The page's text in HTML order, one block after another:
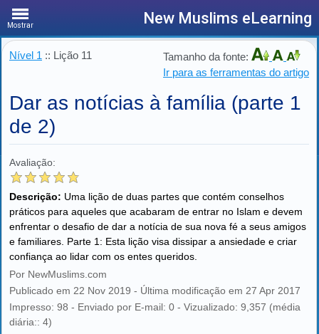
Mostrar New Muslims eLearning
Nível 1 :: Lição 11
Tamanho da fonte:
Ir para as ferramentas do artigo
Dar as notícias à família (parte 1
de 2)
Avaliação:
Descrição: Uma lição de duas partes que contém conselhos
práticos para aqueles que acabaram de entrar no Islam e devem
enfrentar o desafio de dar a notícia de sua nova fé a seus amigos
e familiares. Parte 1: Esta lição visa dissipar a ansiedade e criar
confiança ao lidar com os entes queridos.
Por NewMuslims.com
Publicado em 22 Nov 2019 - Última modificação em 27 Apr 2017
Impresso: 98 - Enviado por E-mail: 0 - Vizualizado: 9,357 (média
diária:: 4)